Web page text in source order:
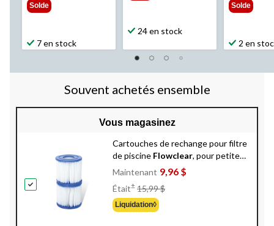
Solde
7 en stock
24 en stock
Solde
2 en
Souvent achetés ensemble
Vous magasinez
Cartouches de rechange pour filtre
de piscine Flowclear, pour petites
pompes, paq. 2
Maintenant 9,96 $
Était± 15,99 $
Liquidation◊